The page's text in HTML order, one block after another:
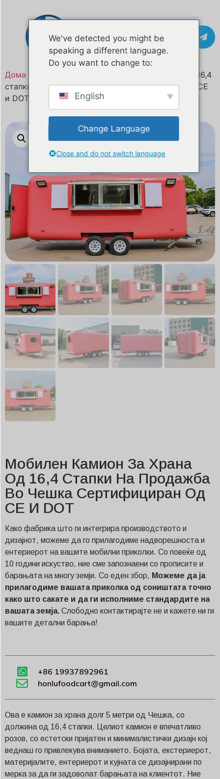
Контакт
Дома
/ Мобилен камион за храна од 16,4
стапки на продажба во Чешка сертифициран од CE
и DOT
Мобилен Камион За Храна
Од 16,4 Стапки На Продажба
Во Чешка Сертифициран Од
CE И DOT
Како фабрика што ги интегрира производството и
дизајнот, можеме да го прилагодиме надворешноста и
ентериерот на вашите мобилни приколки. Со повеќе од
10 години искуство, ние сме запознаени со прописите и
барањата на многу земји. Со еден збор, Можеме да ја
прилагодиме вашата приколка од соништата точно
како што сакате и да ги исполниме стандардите на
вашата земја. Слободно контактирајте не и кажете ни ги
вашите детални барања!
+86 19937892961
honlufoodcart@gmail.com
Ова е камион за храна долг 5 метри од Чешка, со
должина од 16,4 стапки. Целиот камион е впечатливо
розов, со естетски пријатен и минималистички дизајн кој
веднаш го привлекува вниманието. Бојата, екстериерот,
материјалите, ентериерот и кујната се дизајнирани по
мерка за да ги задоволат барањата на клиентот. Ние
We've detected you might be
speaking a different language.
Do you want to change to:
English
Change Language
Close and do not switch language